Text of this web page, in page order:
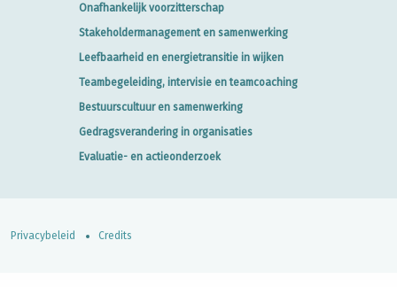
Onafhankelijk voorzitterschap
Stakeholdermanagement en samenwerking
Leefbaarheid en energietransitie in wijken
Teambegeleiding, intervisie en teamcoaching
Bestuurscultuur en samenwerking
Gedragsverandering in organisaties
Evaluatie- en actieonderzoek
Privacybeleid Credits